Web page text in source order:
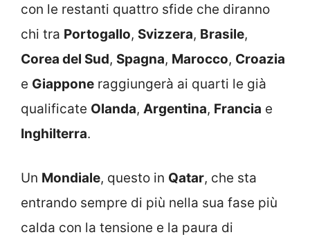
con le restanti quattro sfide che diranno
chi tra Portogallo, Svizzera, Brasile,
Corea del Sud, Spagna, Marocco, Croazia
e Giappone raggiungerà ai quarti le già
qualificate Olanda, Argentina, Francia e
Inghilterra.
Un Mondiale, questo in Qatar, che sta
entrando sempre di più nella sua fase più
calda con la tensione e la paura di